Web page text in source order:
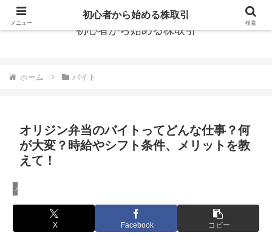
初心者から始める株取引
ホーム バイト
オリジン弁当のバイトってどんな仕事？何
が大変？時給やシフト条件、メリットを教
えて！
バイト
X Facebook コピー
メニュー
初心者から始める株取引
検索